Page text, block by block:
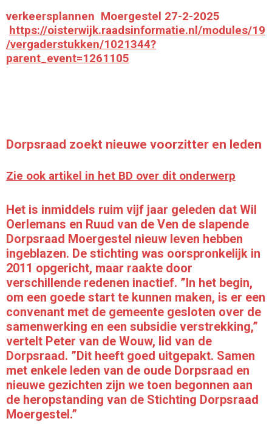
verkeersplannen Moergestel 27-2-2025
https://oisterwijk.raadsinformatie.nl/modules/19
/vergaderstukken/1021344?
parent_event=1261105
Dorpsraad zoekt nieuwe voorzitter en leden
Zie ook artikel in het BD over dit onderwerp
Het is inmiddels ruim vijf jaar geleden dat Wil
Oerlemans en Ruud van de Ven de slapende
Dorpsraad Moergestel nieuw leven hebben
ingeblazen. De stichting was oorspronkelijk in
2011 opgericht, maar raakte door
verschillende redenen inactief. ”In het begin,
om een goede start te kunnen maken, is er een
convenant met de gemeente gesloten over de
samenwerking en een subsidie verstrekking,”
vertelt Peter van de Wouw, lid van de
Dorpsraad. ”Dit heeft goed uitgepakt. Samen
met enkele leden van de oude Dorpsraad en
nieuwe gezichten zijn we toen begonnen aan
de heropstanding van de Stichting Dorpsraad
Moergestel.”